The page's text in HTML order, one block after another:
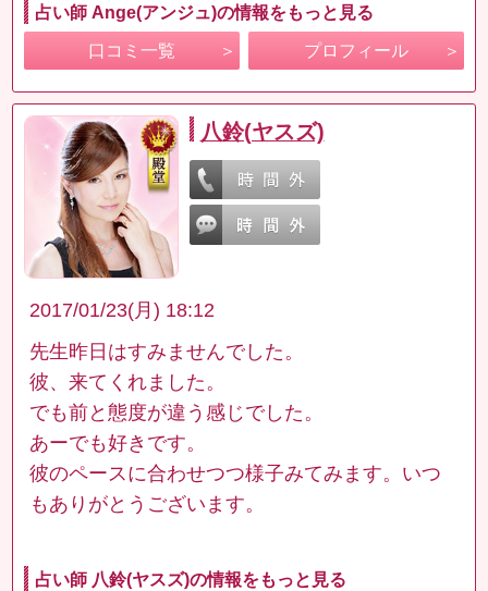
占い師 Ange(アンジュ)の情報をもっと見る
口コミ一覧 プロフィール
八鈴(ヤスズ)
2017/01/23(月) 18:12
先生昨日はすみませんでした。
彼、来てくれました。
でも前と態度が違う感じでした。
あーでも好きです。
彼のペースに合わせつつ様子みてみます。いつ
もありがとうございます。
占い師 八鈴(ヤスズ)の情報をもっと見る